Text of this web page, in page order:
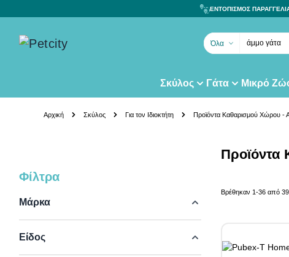
ΕΝΤΟΠΙΣΜΟΣ
Όλα άμμο γάτας
Σκύλος Γάτα Μικρό
Αρχική Σκύλος Για τον Ιδιοκτήτη Προϊόντα Καθαρισμού Χώρου -
Skip to product list
Φίλτρα
Μάρκα
Είδος
Προϊόντα
Βρέθηκαν 1-36από 39